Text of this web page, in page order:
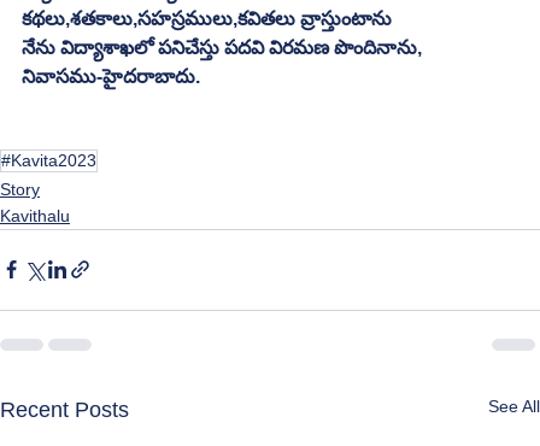
కథలు,శతకాలు,సహస్రములు,కవితలు వ్రాస్తుంటాను
నేను విద్యాశాఖలో పనిచేస్తు పదవి విరమణ పొందినాను,
నివాసము-హైదరాబాదు.
#Kavita2023
Story
Kavithalu
Recent Posts See All